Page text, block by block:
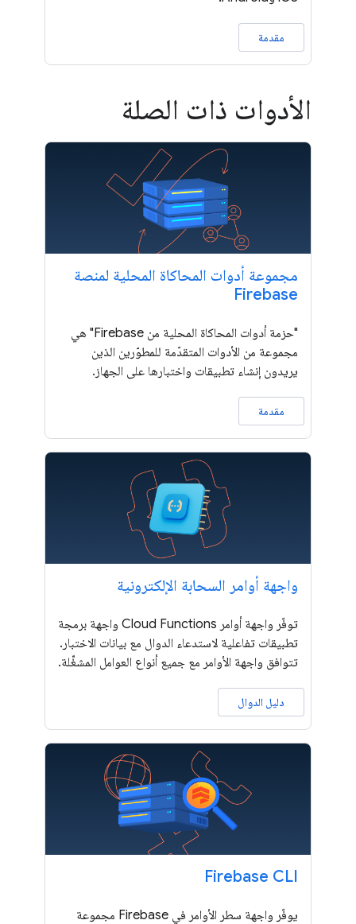
مقدمة
الأدوات ذات الصلة
مجموعة أدوات المحاكاة المحلية لمنصة
Firebase
"حزمة أدوات المحاكاة المحلية من Firebase" هي
مجموعة من الأدوات المتقدّمة للمطوّرين الذين
يريدون إنشاء تطبيقات واختبارها على الجهاز.
مقدمة
واجهة أوامر السحابة الإلكترونية
توفّر واجهة أوامر Cloud Functions واجهة برمجة
تطبيقات تفاعلية لاستدعاء الدوال مع بيانات الاختبار.
تتوافق واجهة الأوامر مع جميع أنواع العوامل المشغِّلة.
دليل الدوال
Firebase CLI
يوفّر واجهة سطر الأوامر في Firebase مجموعة